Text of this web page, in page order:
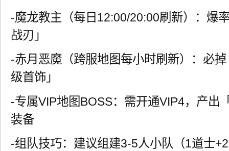
-魔龙教主（每日12:00/20:00刷新）：爆
战刃」
-赤月恶魔（跨服地图每小时刷新）：必
级首饰」
-专属VIP地图BOSS：需开通VIP4，产出
装备
-组队技巧：建议组建3-5人小队（1道士